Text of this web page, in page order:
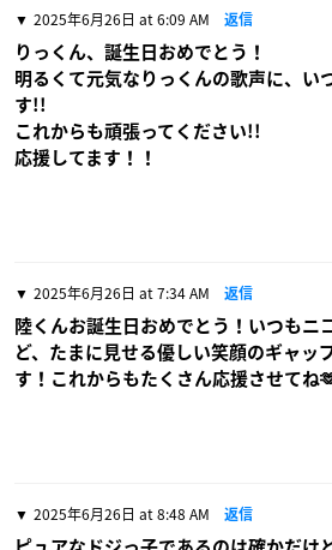
2025年6月26日 at 6:09 AM 返信
りっくん、誕生日おめでとう！
明るくて元気なりっくんの歌声に、い
す!!
これからも頑張ってください!!
応援してます！！
2025年6月26日 at 7:34 AM 返信
陸くんお誕生日おめでとう！いつもニ
ど、たまに見せる優しい笑顔のギャッ
す！これからもたくさん応援させてね
2025年6月26日 at 8:48 AM 返信